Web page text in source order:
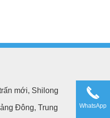
mới, Shilong
Đông, Trung WhatsApp